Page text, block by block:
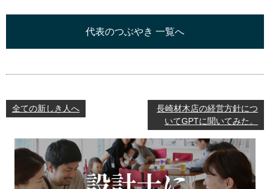
代表のつぶやき 一覧へ
全ての新しき人へ
長崎材木店の経営方針につ
いてGPTに聞いてみた。